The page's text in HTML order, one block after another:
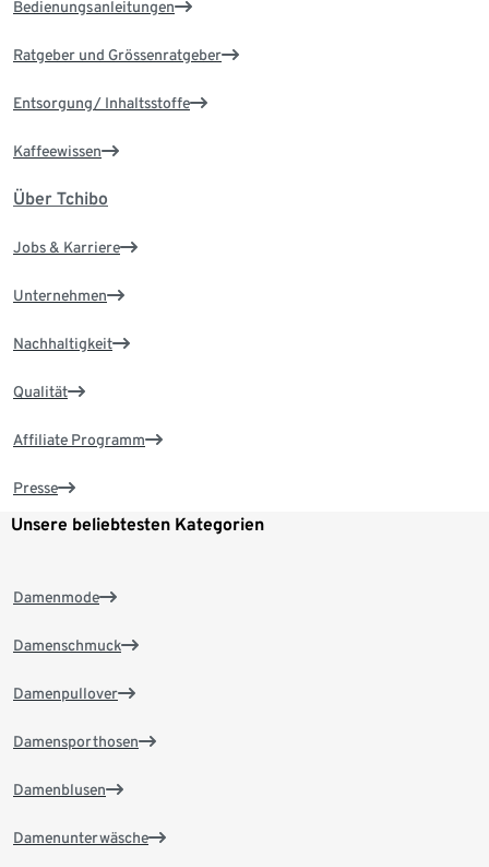
Bedienungsanleitungen
Ratgeber und Grössenratgeber
Entsorgung/ Inhaltsstoffe
Kaffeewissen
Über Tchibo
Jobs & Karriere
Unternehmen
Nachhaltigkeit
Qualität
Affiliate Programm
Presse
Unsere beliebtesten Kategorien
Damenmode
Damenschmuck
Damenpullover
Damensporthosen
Damenblusen
Damenunterwäsche